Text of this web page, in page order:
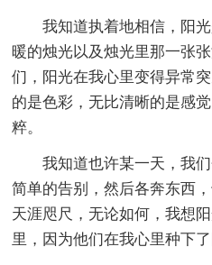
我知道执着地相信，阳光
暖的烛光以及烛光里那一张
们，阳光在我心里变得异常
的是色彩，无比清晰的是感
粹。
我知道也许某一天，我们
简单的告别，然后各奔东西
天涯咫尺，无论如何，我想
里，因为他们在我心里种下了